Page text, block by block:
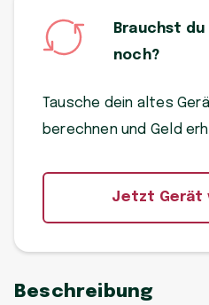
Brauchst
noch?
Tausche dein altes
berechnen und Geld
Jetzt Gerät
Beschreibung